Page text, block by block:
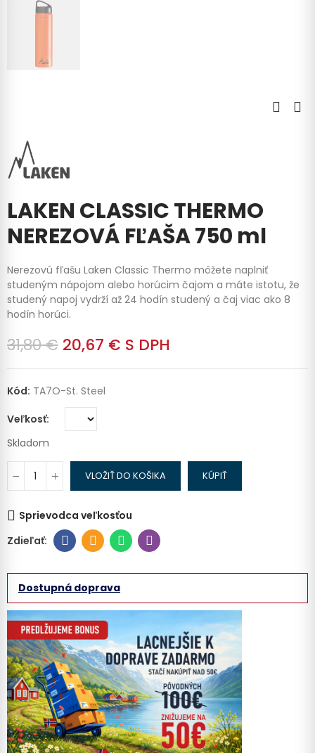
LAKEN CLASSIC THERMO
NEREZOVÁ FĽAŠA 750 ml
Nerezovú fľašu Laken Classic Thermo môžete naplniť
studeným nápojom alebo horúcim čajom a máte istotu, že
studený napoj vydrží až 24 hodín studený a čaj viac ako 8
hodín horúci.
31,80 € 20,67 € S DPH
Kód: TA7O-St. Steel
Veľkosť
Skladom
VLOŽIŤ DO KOŠIKA KÚPIŤ
Sprievodca veľkosťou
Dostupná doprava